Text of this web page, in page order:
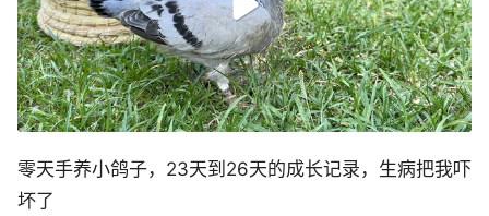
零天手养小鸽子，23天到26天的成长记录，生病把我吓
坏了